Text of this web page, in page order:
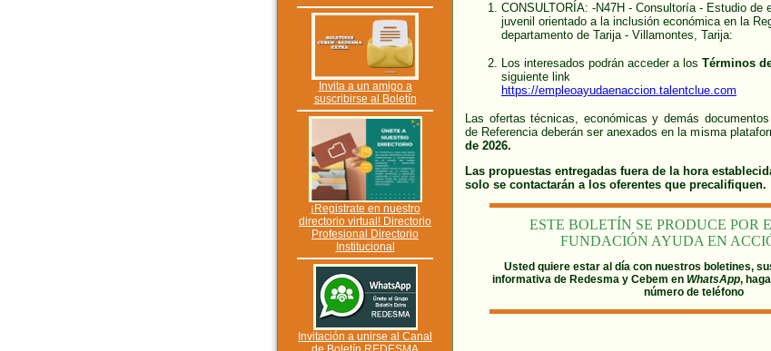
Invita a un amigo a
suscribirse al Boletín
¡Registrate en nuestro
directorio virtual! Directorio
Profesional Directorio
Institucional
Invitación a unirse al Canal
CONSULTORÍA: -N47H - Consultoría - Estudio de
juvenil orientado a la inclusión económica en la
departamento de Tarija - Villamontes, Tarija:
Los interesados podrán acceder a los Términos
siguiente link
https://empleoayudaenaccion.talentclue.com
Las ofertas técnicas, económicas y demás
de Referencia deberán ser anexados en la misma
de 2026.
Las propuestas entregadas fuera de la hora
solo se contactarán a los oferentes que precalifiquen.
ESTE BOLETÍN SE PRODUCE POR
FUNDACIÓN AYUDA EN
Usted quiere estar al día con nuestros boletines,
informativa de Redesma y Cebem en WhatsApp,
número de teléfono